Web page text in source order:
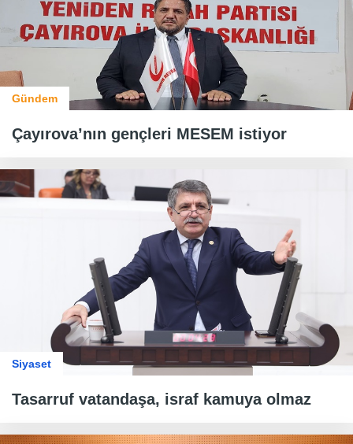
Gündem
Çayırova’nın gençleri MESEM istiyor
Siyaset
Tasarruf vatandaşa, israf kamuya olmaz